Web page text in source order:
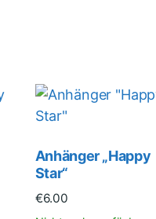
Anhänger „Happy
Star“
€6.00